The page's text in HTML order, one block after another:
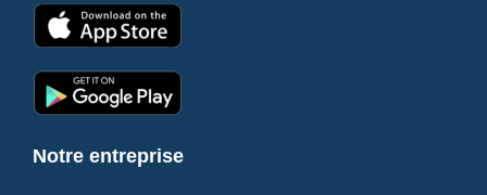
Notre entreprise